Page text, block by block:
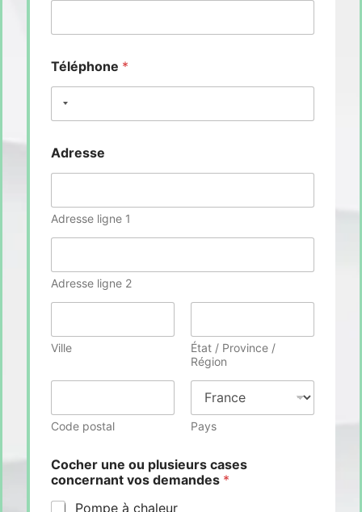
Téléphone *
Adresse
Adresse ligne 1
Adresse ligne 2
Ville
État / Province /
Région
Code postal Pays
Cocher une ou plusieurs cases
concernant vos demandes *
Pompe à chaleur